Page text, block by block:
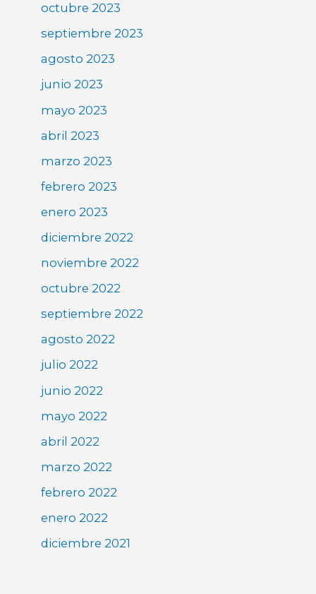
octubre 2023
septiembre 2023
agosto 2023
junio 2023
mayo 2023
abril 2023
marzo 2023
febrero 2023
enero 2023
diciembre 2022
noviembre 2022
octubre 2022
septiembre 2022
agosto 2022
julio 2022
junio 2022
mayo 2022
abril 2022
marzo 2022
febrero 2022
enero 2022
diciembre 2021